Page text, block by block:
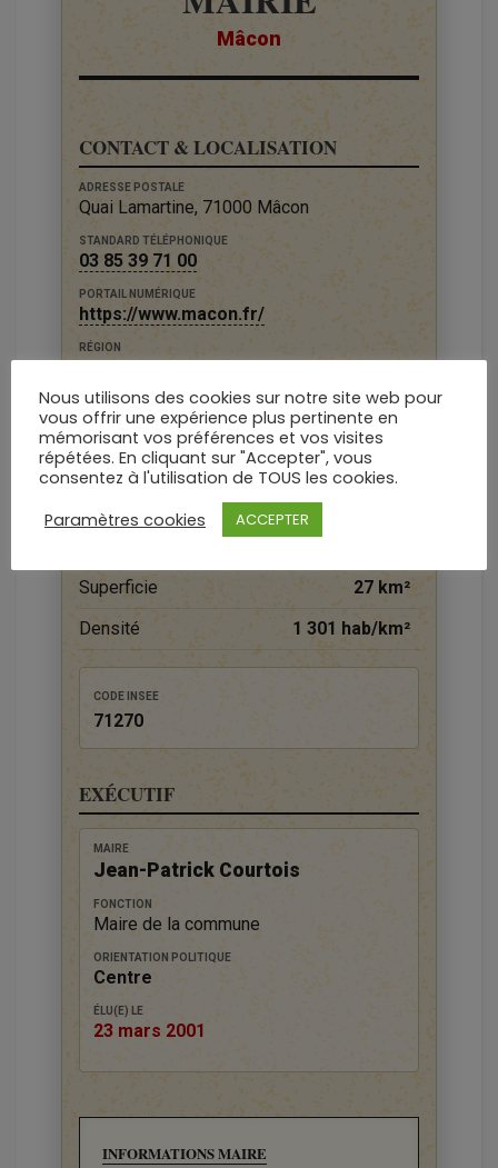
Mâcon
CONTACT & LOCALISATION
ADRESSE POSTALE
Quai Lamartine, 71000 Mâcon
STANDARD TÉLÉPHONIQUE
03 85 39 71 00
PORTAIL NUMÉRIQUE
https://www.macon.fr/
RÉGION
Bourgogne-Franche-Comté
DÉPARTEMENT
Saône-et-Loire
DONNÉES TERRITORIALES
Superficie
27 km²
Densité
1 301 hab/km²
CODE INSEE
71270
EXÉCUTIF
MAIRE
Jean-Patrick Courtois
FONCTION
Maire de la commune
ORIENTATION POLITIQUE
Centre
ÉLU(E) LE
23 mars 2001
INFORMATIONS MAIRE
Nous utilisons des cookies sur notre site web pour
vous offrir une expérience plus pertinente en
mémorisant vos préférences et vos visites
répétées. En cliquant sur "Accepter", vous
consentez à l'utilisation de TOUS les cookies.
Paramètres cookies
ACCEPTER